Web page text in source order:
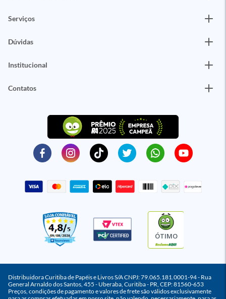
Serviços
Dúvidas
Institucional
Contatos
ÓTIMO
Distribuidora Curitiba de Papéis e Livros S/A CNPJ: 79.065.181.0001-94 - Rua
General Arnaldo dos Santos, 455 - Uberaba, Curitiba - PR, CEP: 81560-653
Preços, condições de pagamento e valores de frete são válidos exclusivamente